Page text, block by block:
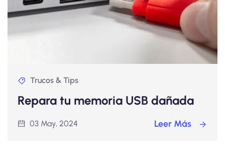
Trucos & Tips
Repara tu memoria USB dañada
03 May, 2024 Leer Más